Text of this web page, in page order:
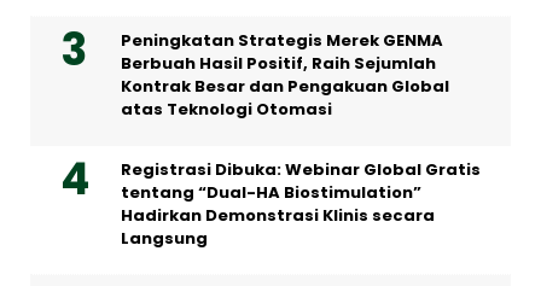
Peningkatan Strategis Merek GENMA
Berbuah Hasil Positif, Raih Sejumlah
Kontrak Besar dan Pengakuan Global
atas Teknologi Otomasi
Registrasi Dibuka: Webinar Global Gratis
tentang “Dual-HA Biostimulation”
Hadirkan Demonstrasi Klinis secara
Langsung